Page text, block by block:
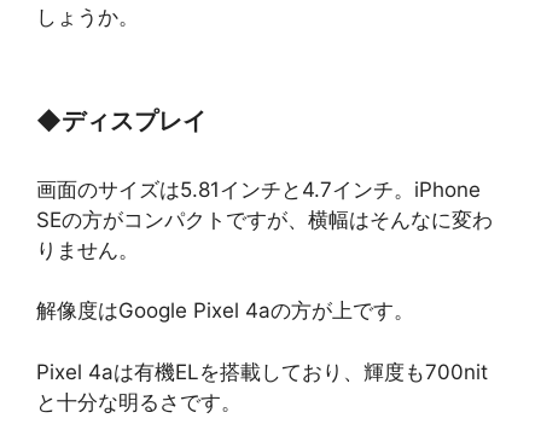
しょうか。
◆ディスプレイ
画面のサイズは5.81インチと4.7インチ。iPhone
SEの方がコンパクトですが、横幅はそんなに変わ
りません。
解像度はGoogle Pixel 4aの方が上です。
Pixel 4aは有機ELを搭載しており、輝度も700nit
と十分な明るさです。